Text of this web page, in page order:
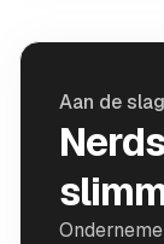
Aan de